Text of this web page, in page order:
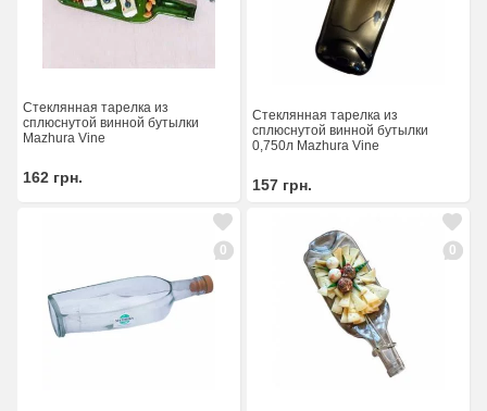
Стеклянная тарелка из
сплюснутой винной бутылки
Mazhura Vine
162 грн.
Стеклянная тарелка из
сплюснутой винной бутылки
0,750л Mazhura Vine
157 грн.
0 0